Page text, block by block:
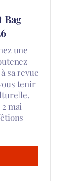
Bag
une
sa revue
tenir
mai